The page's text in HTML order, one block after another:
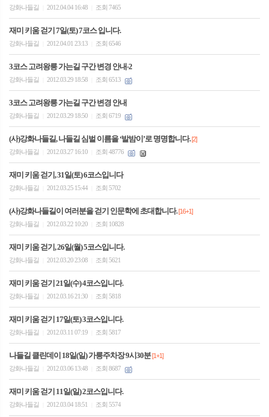
강화나들길 2012.04.04 16:48 조회 7465
재미 키움 걷기 7일(토) 7코스 입니다.
강화나들길 2012.04.01 23:13 조회 6546
3코스 고려왕릉 가는길 구간 변경 안내-2
강화나들길 2012.03.29 18:58 조회 6513
3코스 고려왕릉 가는길 구간 변경 안내
강화나들길 2012.03.29 18:50 조회 6719
(사)강화나들길, 나들길 심벌 이름을 ‘발밤이’로 명명합니다.[2]
강화나들길
2012.03.27 16:10 조회 48776
재미 키움 걷기, 31일(토) 6코스입니다
강화나들길 2012.03.25 15:44 조회 5702
(사)강화나들길이 여러분을 걷기 인문학에 초대합니다.[16+1]
강화나들길
2012.03.22 10:20 조회 10828
재미 키움 걷기, 26일(월) 5코스입니다.
강화나들길 2012.03.20 23:08 조회 5621
재미 키움 걷기 21일(수) 4코스입니다.
강화나들길 2012.03.16 21:30 조회 5818
재미 키움 걷기 17일(토) 3코스입니다.
강화나들길 2012.03.11 07:19 조회 5817
나들길 클린데이 18일(일) 가릉주차장 9시30분[1+1]
강화나들길
2012.03.06 13:48 조회 8687
재미 키움 걷기 11일(일) 2코스입니다.
강화나들길 2012.03.04 18:51 조회 5574